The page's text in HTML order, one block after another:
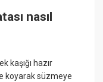
nasıl
kaşığı hazır
koyarak süzmeye